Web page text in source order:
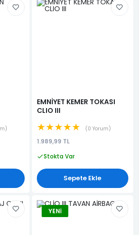
EMNİYET KEMER TOKASI
CLIO III
★★★★★ 0 Yorum
1.989,99 TL
Stokta Var
Sepete Ekle
YENI